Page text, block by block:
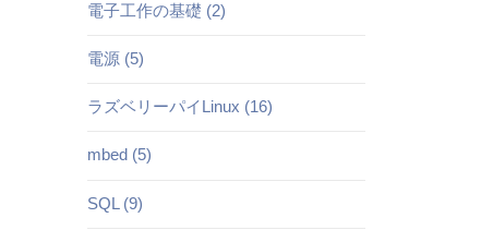
電子工作の基礎 (2)
電源 (5)
ラズベリーパイLinux (16)
mbed (5)
SQL (9)